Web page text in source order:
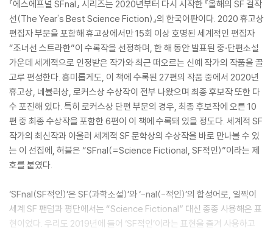
『에스에프널 SFnal』 시리즈는 2020년부터 다시 시작한 『올해의 SF 걸작
선(The Year's Best Science Fiction)』의 한국어판이다. 2020 휴고상
편집자 부문을 포함해 휴고상에서만 15회 이상 호명된 세계적인 편집자
“조너선 스트라한”이 수록작을 선정하며, 한 해 동안 발표된 중·단편소설
가운데 세계적으로 인정받은 작가와 최근 떠오르는 신예 작가의 작품을 골
고루 편성한다. 흥미롭게도, 이 책에 수록된 27편의 작품 중에서 2020년
휴고상, 네뷸러상, 로커스상 수상작이 전부 나왔으며 최종 후보작 또한 다
수 포진해 있다. 특히 로커스상 단편 부문의 경우, 최종 후보작에 오른 10
편 중 최종 수상작을 포함한 6편이 이 책에 수록돼 있을 정도다. 세계적 SF
작가의 최신작과 아울러 세계적 SF 문학상의 수상작을 바로 만나볼 수 있
는 이 선집에, 허블은 “SFnal(=Science Fictional, SF적인)”이라는 제
호를 붙였다.
‘SFnal(SF적인)’은 SF(과학소설)’와 ‘-nal(-적인)’의 합성어로, 일찍이
세계 SF 팬덤과 평단에서는 “Science Fictional” 대신 종종 사용해온 표
현이었다. 우리도 2019년에 들어 ‘SF적인’이라는 표현을 즐겨 사용하고